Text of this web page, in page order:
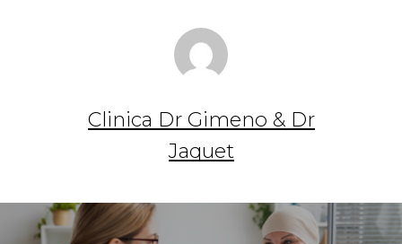
Clinica Dr Gimeno & Dr
Jaquet